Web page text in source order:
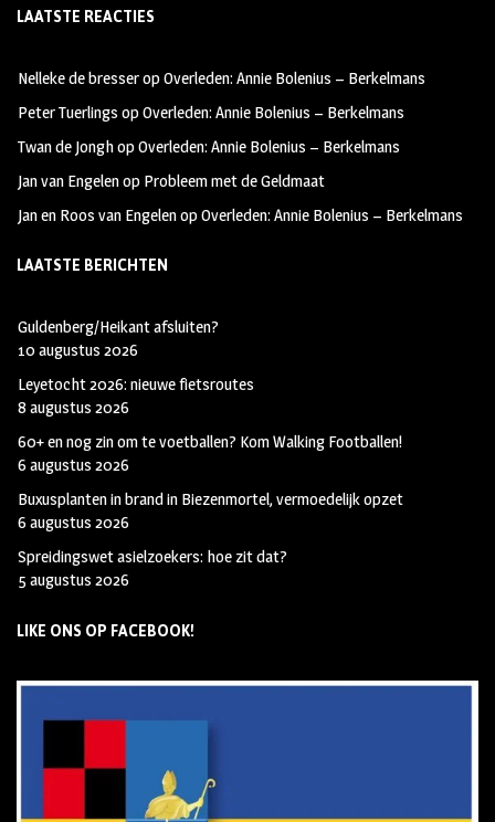
b
oo
k
ag
m
tt
LAATSTE REACTIES
Nelleke de bresseropOverleden: Annie Bolenius – Berkelmans
Peter Tuerlings opOverleden: Annie Bolenius – Berkelmans
Twan de JonghopOverleden: Annie Bolenius – Berkelmans
Jan van Engelenop Probleem met de Geldmaat
Jan en Roos van EngelenopOverleden: Annie Bolenius – Berkelmans
LAATSTE BERICHTEN
Guldenberg/Heikant afsluiten?
10 augustus 2026
Leyetocht 2026: nieuwe fietsroutes
8 augustus 2026
60+ en nog zin om te voetballen? Kom Walking Footballen!
6 augustus 2026
Buxusplanten in brand in Biezenmortel, vermoedelijk opzet
6 augustus 2026
Spreidingswet asielzoekers: hoe zit dat?
5 augustus 2026
LIKE ONS OP FACEBOOK!